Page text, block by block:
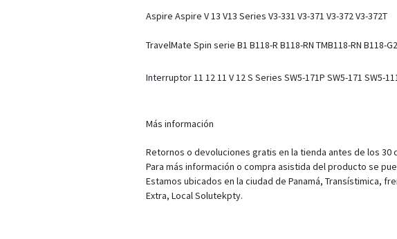
Aspire Aspire V 13 V13 Series V3-331 V3-371 V3-372 V3-372T
TravelMate Spin serie B1 B118-R B118-RN TMB118-RN B118-
Interruptor 11 12 11 V 12 S Series SW5-171P SW5-171 SW5-
Más información
Retornos o devoluciones gratis en la tienda antes de los 30
Para más información o compra asistida del producto se
Estamos ubicados en la ciudad de Panamá, Transístimica,
Extra, Local Solutekpty.